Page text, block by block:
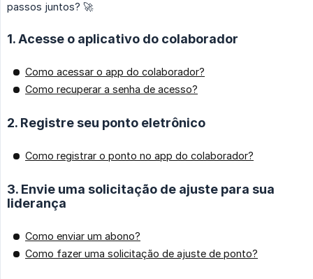
passos juntos? 🚀
1. Acesse o aplicativo do colaborador
Como acessar o app do colaborador?
Como recuperar a senha de acesso?
2. Registre seu ponto eletrônico
Como registrar o ponto no app do colaborador?
3. Envie uma solicitação de ajuste para sua
liderança
Como enviar um abono?
Como fazer uma solicitação de ajuste de ponto?